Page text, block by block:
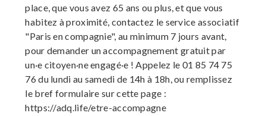
place, que vous avez 65 ans ou plus, et que vous
habitez à proximité, contactez le service associatif
"Paris en compagnie", au minimum 7 jours avant,
pour demander un accompagnement gratuit par
un·e citoyen·ne engagé·e ! Appelez le 01 85 74 75
76 du lundi au samedi de 14h à 18h, ou remplissez
le bref formulaire sur cette page :
https://adq.life/etre-accompagne